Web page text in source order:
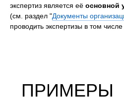
экспертиз является её основной
(см. раздел "Документы
проводить экспертизы в том
ПРИМЕРЫ